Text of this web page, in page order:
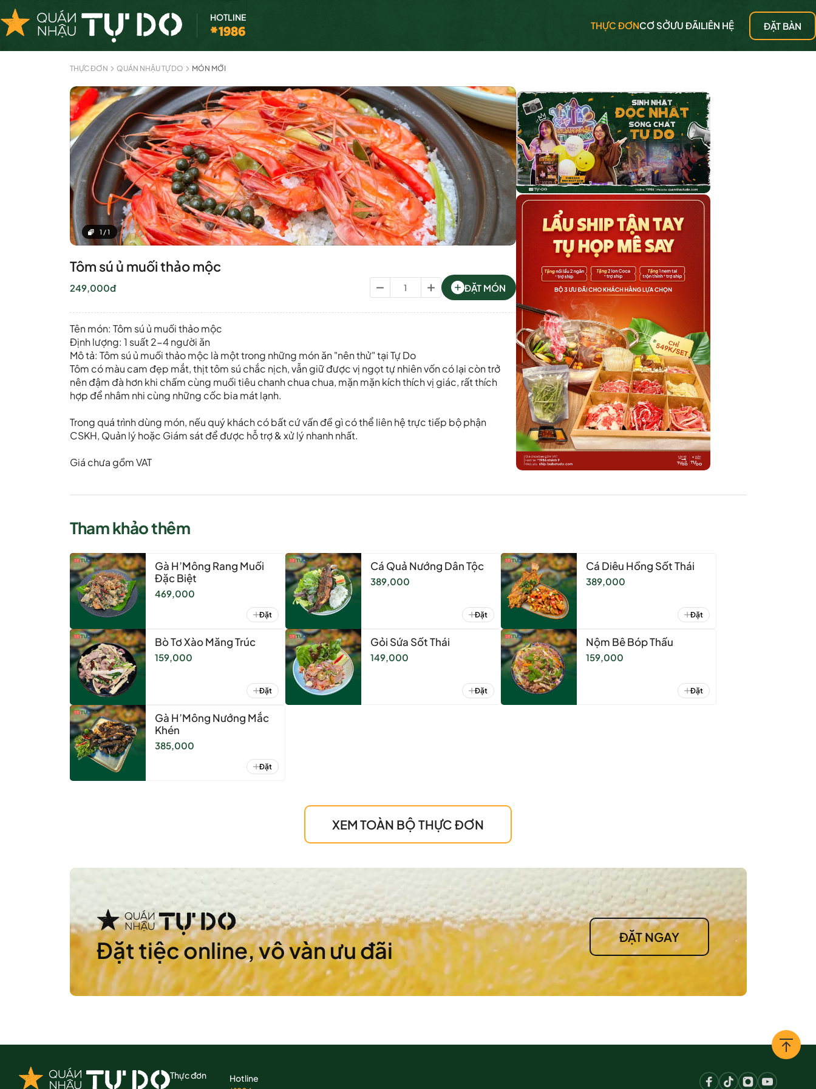
HOTLINE
*1986 THỰC ĐƠNCƠ SỞƯU ĐÃILIÊN HỆ ĐẶT BÀN
THỰC ĐƠN QUÁN NHẬU TỰ DO MÓN MỚI
1 /1
Tôm sú ủ muối thảo mộc
249,000đ ĐẶT MÓN
Tên món: Tôm sú ủ muối thảo mộc
Định lượng: 1 suất 2-4 người ăn
Mô tả: Tôm sú ủ muối thảo mộc là một trong những món ăn "nên thử" tại Tự Do
Tôm có màu cam đẹp mắt, thịt tôm sú chắc nịch, vẫn giữ được vị ngọt tự nhiên vốn có lại còn trở
nên đậm đà hơn khi chấm cùng muối tiêu chanh chua chua, mặn mặn kích thích vị giác, rất thích
hợp để nhâm nhi cùng những cốc bia mát lạnh.
Trong quá trình dùng món, nếu quý khách có bất cứ vấn đề gì có thể liên hệ trực tiếp bộ phận
CSKH, Quản lý hoặc Giám sát để được hỗ trợ & xử lý nhanh nhất.
Giá chưa gồm VAT
Tham khảo thêm
Gà H’Mông Rang Muối
Đặc Biệt
469,000
Đặt
Cá Quả Nướng Dân Tộc
389,000
Đặt
Cá Diêu Hồng Sốt Thái
389,000
Đặt
Bò Tơ Xào Măng Trúc
159,000
Đặt
Gỏi Sứa Sốt Thái
149,000
Đặt
Nộm Bê Bóp Thấu
159,000
Đặt
Gà H’Mông Nướng Mắc
Khén
385,000
Đặt
XEM TOÀN BỘ THỰC ĐƠN
Đặt tiệc online, vô vàn ưu đãi ĐẶT NGAY
Thực đơn
Hotline